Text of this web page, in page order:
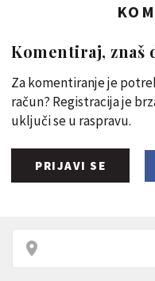
Komentiraj, znaš
Za komentiranje je
račun? Registracija je
uključi se u raspravu.
PRIJAVI SE